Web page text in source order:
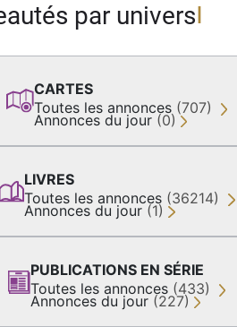
par univers
CARTES
Toutes les annonces (707)
Annonces du jour (0)
LIVRES
Toutes les annonces (36214)
Annonces du jour (1)
PUBLICATIONS EN SÉRIE
Toutes les annonces (433)
Annonces du jour (227)